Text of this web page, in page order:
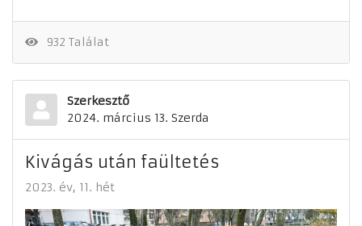
932 Találat
Szerkesztő
2024. március 13. Szerda
Kivágás után faültetés
2023. év 11. hét